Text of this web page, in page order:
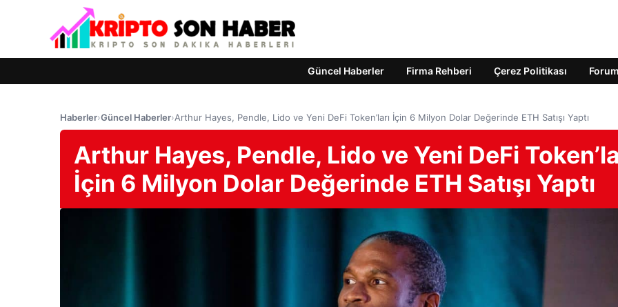
Güncel Haberler Firma Rehberi Çerez Politikası Forum
Haberler›Güncel Haberler›Arthur Hayes, Pendle, Lido ve Yeni DeFi Token’ları İçin 6 Milyon Dolar Değerinde ETH Satışı Yaptı
Arthur Hayes, Pendle, Lido ve Yeni DeFi
İçin 6 Milyon Dolar Değerinde ETH Satışı Yaptı